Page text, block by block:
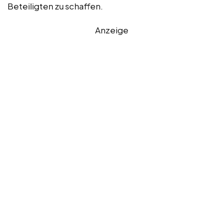
Beteiligten zu schaffen.
Anzeige